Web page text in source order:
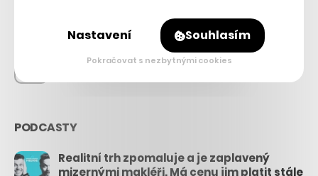
PODCASTY
Realitní trh zpomaluje a je zaplavený
mizernými makléři. Má cenu jim platit stále
Nastavení Souhlasím
Pokračovat s nezbytnými cookies